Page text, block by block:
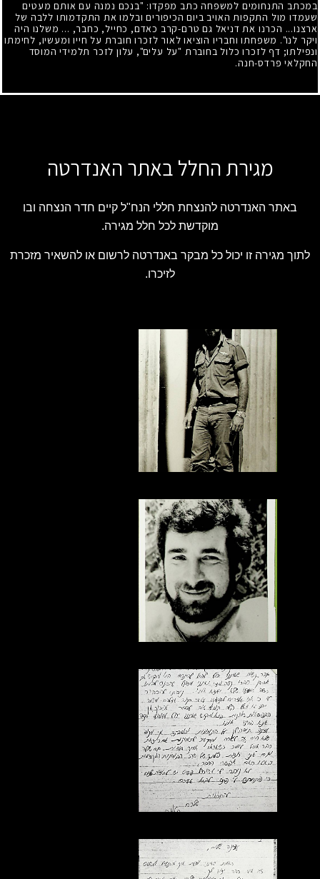
במכתב התנחומים למשפחה כתב מפקדו: "בנכם נמנה עם אותם מעטים
שעמדו מול התקפות האויב ביום הכיפורים ובלמו את התקדמותו ללבה של
ארצנו... הכרנו את דניאל גם טרם-קרב כאדם, כחייל, כחבר, ... משלנו היה
ויקר לנו". משפחתו וחבריו הוציאו לאור לזכרו חוברת על חייו ומעשיו, לחימתו
ונפילתו; דף לזכרו כלול בחוברת "על עלים", עלון לזכר תלמידי המוסד
החקלאי פרדס-חנה.
מגירת החלל באתר האנדרטה
באתר האנדרטה להנצחת חללי הנח"ל קיים חדר הנצחה ובו
מוקדשת לכל חלל מגירה.
לתוך מגירה זו יכול כל מבקר באנדרטה לרשום או להשאיר מזכרת
לזיכרו.